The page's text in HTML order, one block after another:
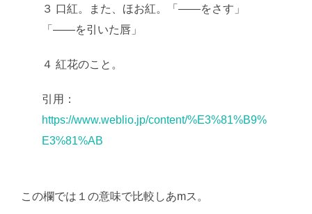
３ 口紅。また、ほお紅。「――をさす」
「――を引いた唇」
４ 紅花のこと。
引用：
https://www.weblio.jp/content/%E3%81%B9%
E3%81%AB
この欄では１の意味で比較しあmス。